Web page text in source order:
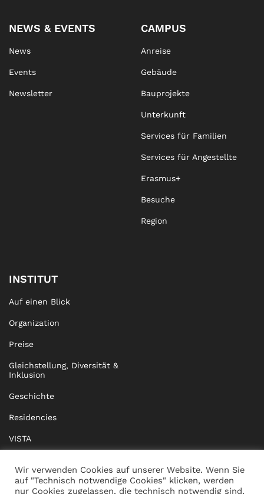
NEWS & EVENTS
News
Events
Newsletter
CAMPUS
Anreise
Gebäude
Bauprojekte
Unterkunft
Services für Familien
Services für Angestellte
Erasmus+
Besuche
Region
INSTITUT
Auf einen Blick
Organization
Preise
Gleichstellung, Diversität &
Inklusion
Geschichte
Residencies
VISTA
BRIDGE Network
Wir verwenden Cookies auf unserer Website. Wenn Sie
auf "Technisch notwendige Cookies" klicken, werden
nur Cookies zugelassen, die technisch notwendig sind,